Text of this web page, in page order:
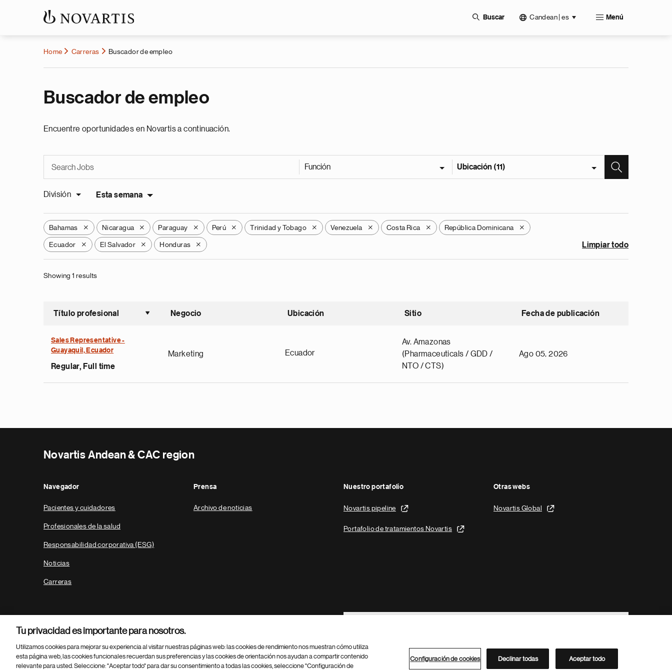
Buscar Candean | es Menú
Home Carreras Buscador de empleo
Buscador de empleo
Encuentre oportunidades en Novartis a continuación.
Función Ubicación (11)
División Esta semana
Bahamas X Nicaragua X Paraguay X Perú X Trinidad y Tobago X Venezuela X Costa Rica X República Dominicana X
Ecuador X El Salvador X Honduras X Limpiar todo
Showing 1 results
Título profesional
Ordenar ascendente
Negocio Ubicación Sitio Fecha de publicación
Sales Representative -
Guayaquil, Ecuador
Regular, Full time
Marketing Ecuador
Av. Amazonas
(Pharmaceuticals / GDD /
NTO / CTS)
Ago 05, 2026
Novartis Andean & CAC region
Navegador
Pacientes y cuidadores
Profesionales de la salud
Responsabilidad corporativa (ESG)
Noticias
Carreras
Prensa
Archivo de noticias
Nuestro portafolio
Novartis pipeline
Portafolio de tratamientos Novartis
Otras webs
Novartis Global
Footer Site Search
Parte
© 2026 Novartis AG Directorio de Novartis
Tu privacidad es importante para nosotros.
Utilizamos cookies para mejorar su experiencia al visitar nuestras páginas web: las cookies de rendimiento nos muestran cómo utiliza
esta página web, las cookies funcionales recuerdan sus preferencias y las cookies de orientación nos ayudan a compartir contenido
relevante para usted. Seleccione: "Aceptar todo" para dar su consentimiento a todas las cookies, seleccione "Configuración de
Configuración de cookies Declinar todas Aceptar todo